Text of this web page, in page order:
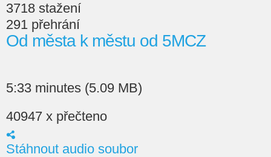
3718 stažení
291 přehrání
Od města k městu od 5MCZ
5:33 minutes (5.09 MB)
40947 x přečteno
Stáhnout audio soubor